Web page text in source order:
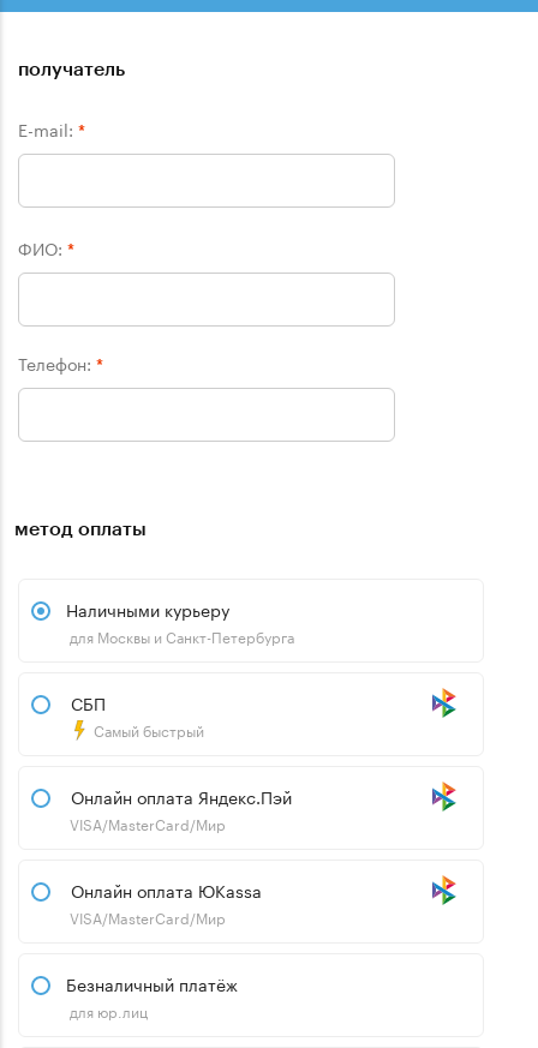
получатель
E-mail: *
ФИО: *
Телефон: *
метод оплаты
Наличными курьеру
для Москвы и Санкт-Петербурга
СБП
Самый быстрый
Онлайн оплата Яндекс.Пэй
VISA/MasterCard/Мир
Онлайн оплата ЮKassa
VISA/MasterCard/Мир
Безналичный платёж
для юр.лиц